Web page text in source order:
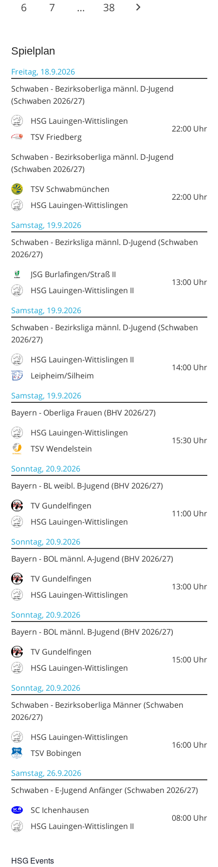
6 7 … 38
Spielplan
Freitag, 18.9.2026
Schwaben - Bezirksoberliga männl. D-Jugend
(Schwaben 2026/27)
HSG Lauingen-Wittislingen
TSV Friedberg
22:00Uhr
Schwaben - Bezirksoberliga männl. D-Jugend
(Schwaben 2026/27)
TSV Schwabmünchen
HSG Lauingen-Wittislingen
22:00Uhr
Samstag, 19.9.2026
Schwaben - Bezirksliga männl. D-Jugend (Schwaben
2026/27)
JSG Burlafingen/Straß II
HSG Lauingen-Wittislingen II
13:00Uhr
Samstag, 19.9.2026
Schwaben - Bezirksliga männl. D-Jugend (Schwaben
2026/27)
HSG Lauingen-Wittislingen II
Leipheim/Silheim
14:00Uhr
Samstag, 19.9.2026
Bayern - Oberliga Frauen (BHV 2026/27)
HSG Lauingen-Wittislingen
TSV Wendelstein
15:30Uhr
Sonntag, 20.9.2026
Bayern - BL weibl. B-Jugend (BHV 2026/27)
TV Gundelfingen
HSG Lauingen-Wittislingen
11:00Uhr
Sonntag, 20.9.2026
Bayern - BOL männl. A-Jugend (BHV 2026/27)
TV Gundelfingen
HSG Lauingen-Wittislingen
13:00Uhr
Sonntag, 20.9.2026
Bayern - BOL männl. B-Jugend (BHV 2026/27)
TV Gundelfingen
HSG Lauingen-Wittislingen
15:00Uhr
Sonntag, 20.9.2026
Schwaben - Bezirksoberliga Männer (Schwaben
2026/27)
HSG Lauingen-Wittislingen
TSV Bobingen
16:00Uhr
Samstag, 26.9.2026
Schwaben - E-Jugend Anfänger (Schwaben 2026/27)
SC Ichenhausen
HSG Lauingen-Wittislingen II
08:00Uhr
HSG Events